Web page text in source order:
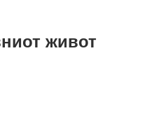
живот